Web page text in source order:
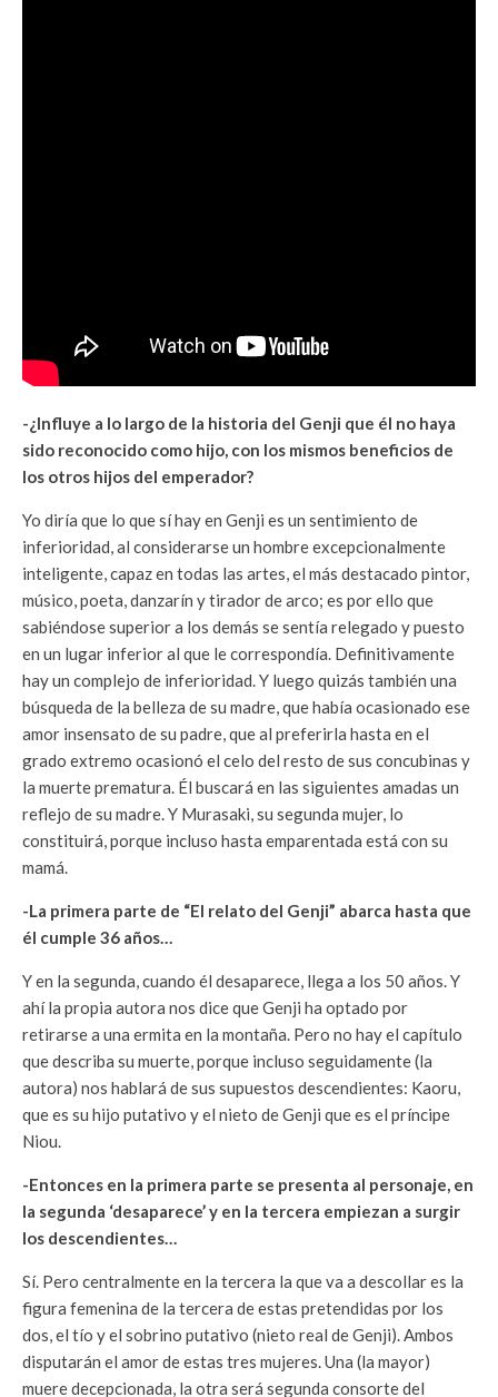
-¿Influye a lo largo de la historia del Genji que él no haya
sido reconocido como hijo, con los mismos beneficios de
los otros hijos del emperador?
Yo diría que lo que sí hay en Genji es un sentimiento de
inferioridad, al considerarse un hombre excepcionalmente
inteligente, capaz en todas las artes, el más destacado pintor,
músico, poeta, danzarín y tirador de arco; es por ello que
sabiéndose superior a los demás se sentía relegado y puesto
en un lugar inferior al que le correspondía. Definitivamente
hay un complejo de inferioridad. Y luego quizás también una
búsqueda de la belleza de su madre, que había ocasionado ese
amor insensato de su padre, que al preferirla hasta en el
grado extremo ocasionó el celo del resto de sus concubinas y
la muerte prematura. Él buscará en las siguientes amadas un
reflejo de su madre. Y Murasaki, su segunda mujer, lo
constituirá, porque incluso hasta emparentada está con su
mamá.
-La primera parte de “El relato del Genji” abarca hasta que
él cumple 36 años…
Y en la segunda, cuando él desaparece, llega a los 50 años. Y
ahí la propia autora nos dice que Genji ha optado por
retirarse a una ermita en la montaña. Pero no hay el capítulo
que describa su muerte, porque incluso seguidamente (la
autora) nos hablará de sus supuestos descendientes: Kaoru,
que es su hijo putativo y el nieto de Genji que es el príncipe
Niou.
-Entonces en la primera parte se presenta al personaje, en
la segunda ‘desaparece’ y en la tercera empiezan a surgir
los descendientes…
Sí. Pero centralmente en la tercera la que va a descollar es la
figura femenina de la tercera de estas pretendidas por los
dos, el tío y el sobrino putativo (nieto real de Genji). Ambos
disputarán el amor de estas tres mujeres. Una (la mayor)
muere decepcionada, la otra será segunda consorte del